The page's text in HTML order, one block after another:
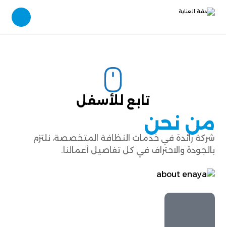
تابع للأسفل
من نحن
شركة رائدة في خدمات النظافة المتخصصة، نلتزم
بالجودة والاحتراف في كل تفاصيل أعمالنا.